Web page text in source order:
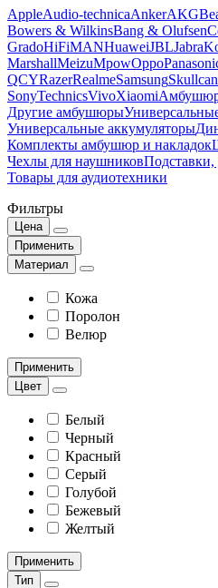
AppleAudio-technicaAnkerAKG
Bowers & WilkinsBang & Olufsen
GradoHiFiMANHuaweiJBLJabra
MarshallMeizuMpowOppo
QCYRazerRealmeSamsung
SonyTechnicsVivoXiaomi
Другие амбушюры
Универсальные аккумуляторы
Комплекты амбушюр и накладок
Чехлы для наушниковПодставки,
Товары для аудиотехники
Фильтры
Цена
Применить
Материал
Кожа
Поролон
Велюр
Применить
Цвет
Белый
Черный
Красный
Серый
Голубой
Бежевый
Желтый
Применить
Тип